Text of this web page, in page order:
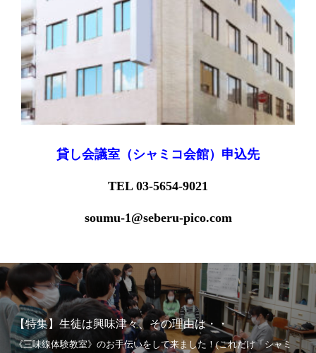
貸し会議室（シャミコ会館）申込先
TEL 03-5654-9021
soumu-1@seberu-pico.com
【特集】生徒は興味津々、その理由は・・